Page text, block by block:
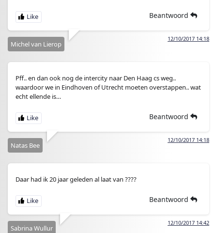
Beantwoord
12/10/2017 14:18
Michel van Lierop
Pff.. en dan ook nog de intercity naar Den Haag cs weg..
waardoor we in Eindhoven of Utrecht moeten overstappen.. wat
echt ellende is…
Beantwoord
12/10/2017 14:18
Natas Bee
Daar had ik 20 jaar geleden al laat van ????
Beantwoord
12/10/2017 14:42
Sabrina Wullur